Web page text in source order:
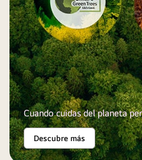
Cuando cuidas del planeta
Descubre más